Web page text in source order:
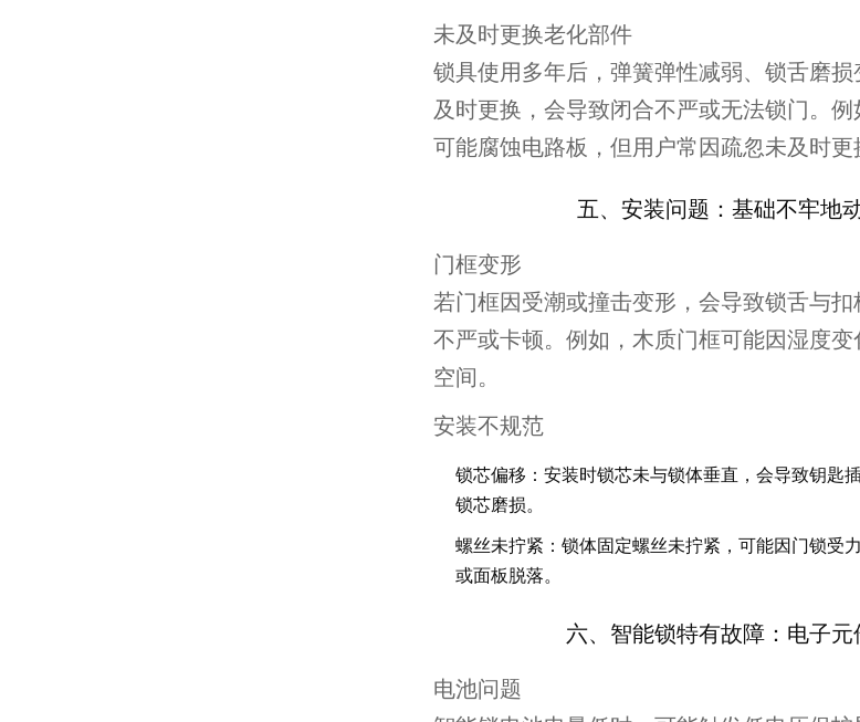
未及时更换老化部件
锁具使用多年后，弹簧弹性减弱、锁舌磨
及时更换，会导致闭合不严或无法锁门。
可能腐蚀电路板，但用户常因疏忽未及时更
五、安装问题：基础不牢地
门框变形
若门框因受潮或撞击变形，会导致锁舌与
不严或卡顿。例如，木质门框可能因湿度
空间。
安装不规范
锁芯偏移 ：安装时锁芯未与锁体垂直，会导致钥匙
锁芯磨损。
螺丝未拧紧 ：锁体固定螺丝未拧紧，可能因门锁受
或面板脱落。
六、智能锁特有故障：电子元
电池问题